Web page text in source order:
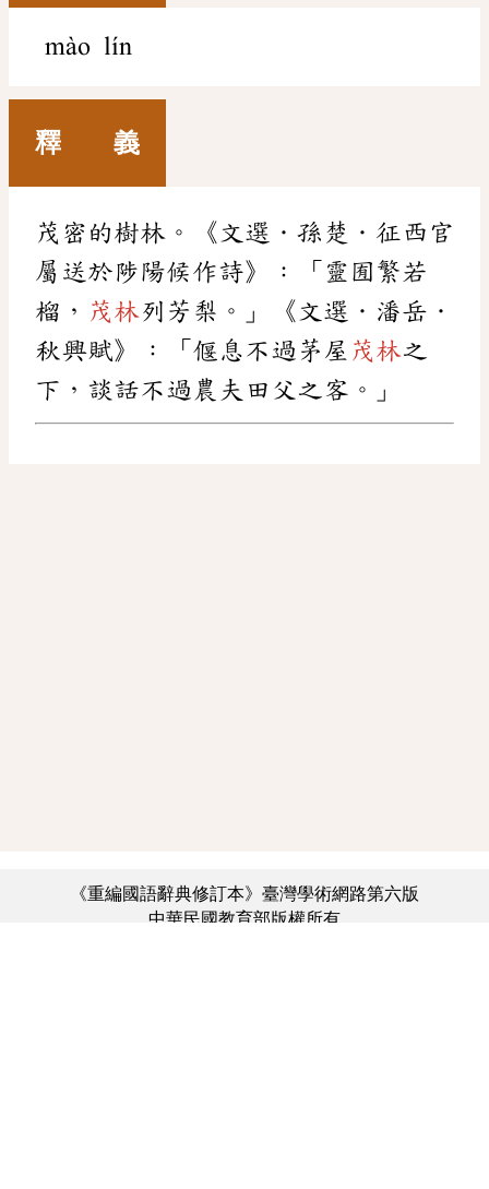
mào lín
釋 義
茂密的樹林。《文選．孫楚．征西官
屬送於陟陽候作詩》：「靈囿繁若
榴， 茂林列芳梨。」《文選．潘岳．
秋興賦》：「偃息不過茅屋 茂林之
下，談話不過農夫田父之客。」
《重編國語辭典修訂本》臺灣學術網路第六版
中華民國教育部版權所有